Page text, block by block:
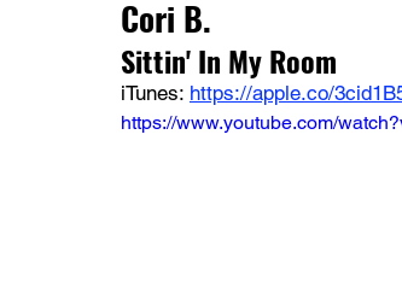
Cori B.
Sittin' In My Room
iTunes: https://apple.co/
https://www.youtube.com/